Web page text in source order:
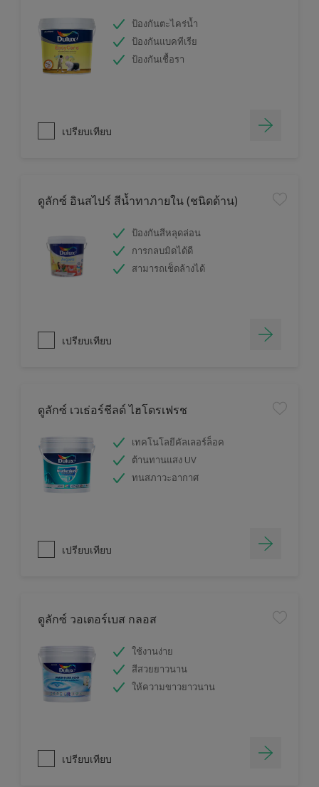
ป้องกันตะไคร่น้ำ
ป้องกันแบคทีเรีย
ป้องกันเชื้อรา
เปรียบเทียบ
ดูลักซ์ อินสไปร์ สีน้ำทาภายใน (ชนิดด้าน)
ป้องกันสีหลุดล่อน
การกลบมิดได้ดี
สามารถเช็ดล้างได้
เปรียบเทียบ
ดูลักซ์ เวเธ่อร์ชีลด์ ไฮโดรเฟรช
เทคโนโลยีคัลเลอร์ล็อค
ต้านทานแสง UV
ทนสภาวะอากาศ
เปรียบเทียบ
ดูลักซ์ วอเตอร์เบส กลอส
ใช้งานง่าย
สีสวยยาวนาน
ให้ความขาวยาวนาน
เปรียบเทียบ